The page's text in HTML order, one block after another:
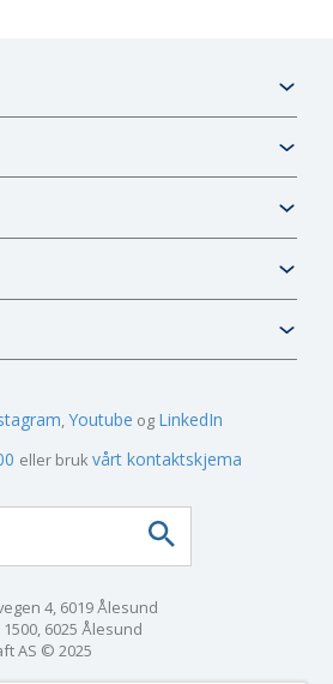
Youtube LinkedIn
eller bruk vårt kontaktskjema
4, 6019 Ålesund
6025 Ålesund
AS © 2025